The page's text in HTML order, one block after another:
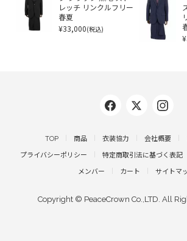
レッチ リンクルフリー
春夏
¥33,000(税込)
TOP 商品 衣装協力 会社概要
プライバシーポリシー 特定商取引法に基づく表記
メンバー カート サイトマ
Copyright © PeaceCrown Co.,LTD. All